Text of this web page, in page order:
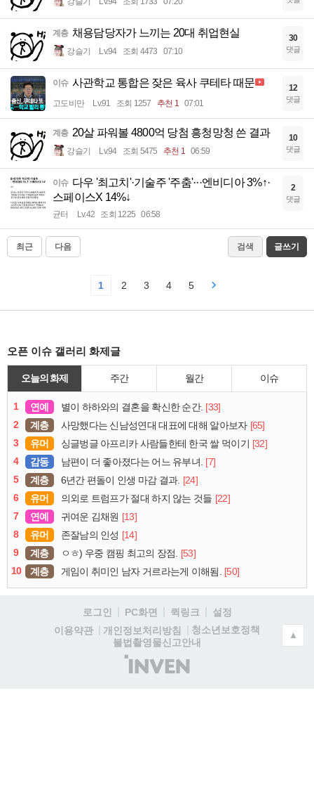
계층 채용담당자가 느끼는 20대 취업현실
강슬기 Lv.94 조회 4473 07:10
30
댓글
이슈 사관학교 통합은 잦은 육사 쿠테타 때문
고도비만 Lv.91 조회 1257 추천 1 07:01
12
댓글
계층 20살 파워볼 4800억 당첨 흥청망청 쓴 결과
강슬기 Lv.94 조회 5475 추천 1 06:59
10
댓글
이슈 다우 '최고치'·기술주 '주춤'···엔비디아 3%↑·
스페이스X 14%↓
균터 Lv.42 조회 1225 06:58
2
댓글
최근 다음 검색 글쓰기
1 2 3 4 5
오픈 이슈 갤러리 화제글
오늘의 화제 주간 월간 이슈
1 연예 별이 하하와의 결혼을 확신한 순간. [33]
2
계층 사망했다는 신남성연대 대표에 대해 알아보자 [65]
3
유머 싱글벙글 아프리카 사람들한테 한국 쌀 먹이기 [32]
4
감동 남편이 더 좋아졌다는 어느 유부녀. [7]
5
계층 6년간 편돌이 인생 마감 결과. [24]
6
유머 의외로 트럼프가 절대 하지 않는 것들 [22]
7
연예 귀여운 김채원 [13]
8
유머 존잘남의 인성 [14]
9
계층 ㅇㅎ) 우중 캠핑 최고의 장점.
[53]
10
계층 게임이 취미인 남자 거르라는게 이해됨. [50]
로그인 PC화면 퀵링크
설정
이용약관
개인정보처리방침
청소년보호정책
불법촬영물신고안내
(주)
인
▲